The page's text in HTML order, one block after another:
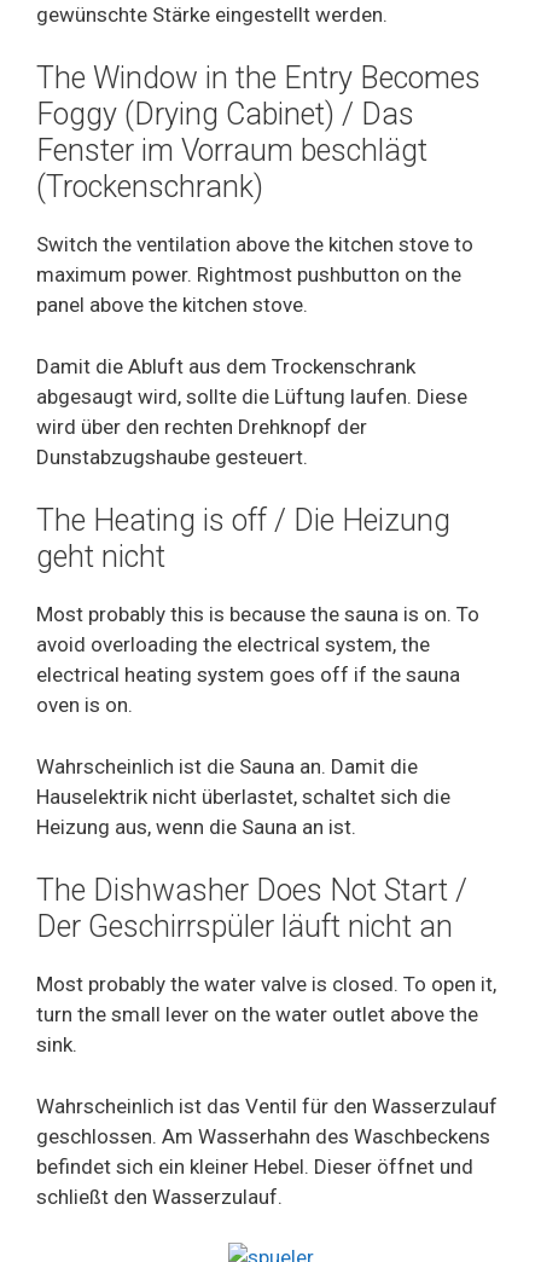
gewünschte Stärke eingestellt werden.
The Window in the Entry Becomes
Foggy (Drying Cabinet) / Das
Fenster im Vorraum beschlägt
(Trockenschrank)
Switch the ventilation above the kitchen stove to
maximum power. Rightmost pushbutton on the
panel above the kitchen stove.
Damit die Abluft aus dem Trockenschrank
abgesaugt wird, sollte die Lüftung laufen. Diese
wird über den rechten Drehknopf der
Dunstabzugshaube gesteuert.
The Heating is off / Die Heizung
geht nicht
Most probably this is because the sauna is on. To
avoid overloading the electrical system, the
electrical heating system goes off if the sauna
oven is on.
Wahrscheinlich ist die Sauna an. Damit die
Hauselektrik nicht überlastet, schaltet sich die
Heizung aus, wenn die Sauna an ist.
The Dishwasher Does Not Start /
Der Geschirrspüler läuft nicht an
Most probably the water valve is closed. To open it,
turn the small lever on the water outlet above the
sink.
Wahrscheinlich ist das Ventil für den Wasserzulauf
geschlossen. Am Wasserhahn des Waschbeckens
befindet sich ein kleiner Hebel. Dieser öffnet und
schließt den Wasserzulauf.